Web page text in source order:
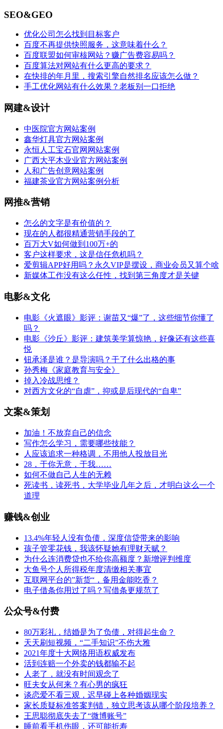
SEO&GEO
优化公司怎么找到目标客户
百度不再提供快照服务，这意味着什么？
百度联盟如何审核网站？赚广告费容易吗？
百度算法对网站有什么更高的要求？
在快排的年月里，搜索引擎自然排名应该怎么做？
手工优化网站有什么效果？老板别一口拒绝
网建&设计
中医院官方网站案例
鑫华灯具官方网站案例
永恒人工宝石官网网站案例
广西大平木业业官方网站案例
人和广告创意网站案例
福建茶业官方网站案例分析
网推&营销
怎么的文字是有价值的？
现在的人都很精通营销手段的了
百万大V如何做到100万+的
客户这样要求，这是信任危机吗？
爱剪辑APP好用吗？永久VIP是摆设，商业会员又算个啥
新媒体工作没有这么任性，找到第三角度才是关键
电影&文化
电影《火遮眼》影评：谢苗又“爆”了，这些细节你懂了
吗？
电影《沙丘》影评：建筑美学算惊艳，好像还有这些喜
悦
钮承泽是谁？是导演吗？干了什么出格的事
孙秀梅《家庭教育与安全》
掉入冷战思维？
对西方文化的“自虐”，抑或是后现代的“自卑”
文案&策划
加油！不放弃自己的信念
写作怎么学习，需要哪些技能？
人应该追求一种格调，不用他人投放目光
28，于你无意，于我……
如何不做自己人生的无赖
死读书，读死书，大学毕业几年之后，才明白这么一个
道理
赚钱&创业
13.4%年轻人没有负债，深度信贷带来的影响
孩子管零花钱，我该怀疑她有理财天赋？
为什么连消费贷也不给你高额度？新增评判维度
大鱼号个人所得税年度清缴相关事宜
互联网平台的”新货“，备用金能吃香？
电子借条你用过了吗？写借条更规范了
公众号&付费
80万彩礼，结婚是为了负债，对得起生命？
天天刷短视频，“二手知识”不伤大雅
2021年度十大网络用语权威发布
活到连赔一个外卖的钱都输不起
人老了，就没有时间观念了
旺夫女从何来？有心男的疯狂
谈恋爱不看三观，迟早碰上各种婚姻现实
家长质疑标准答案判错，独立思考该从哪个阶段培养？
王思聪彻底失去了“微博账号”
睡前看手机伤眼，还可能折寿